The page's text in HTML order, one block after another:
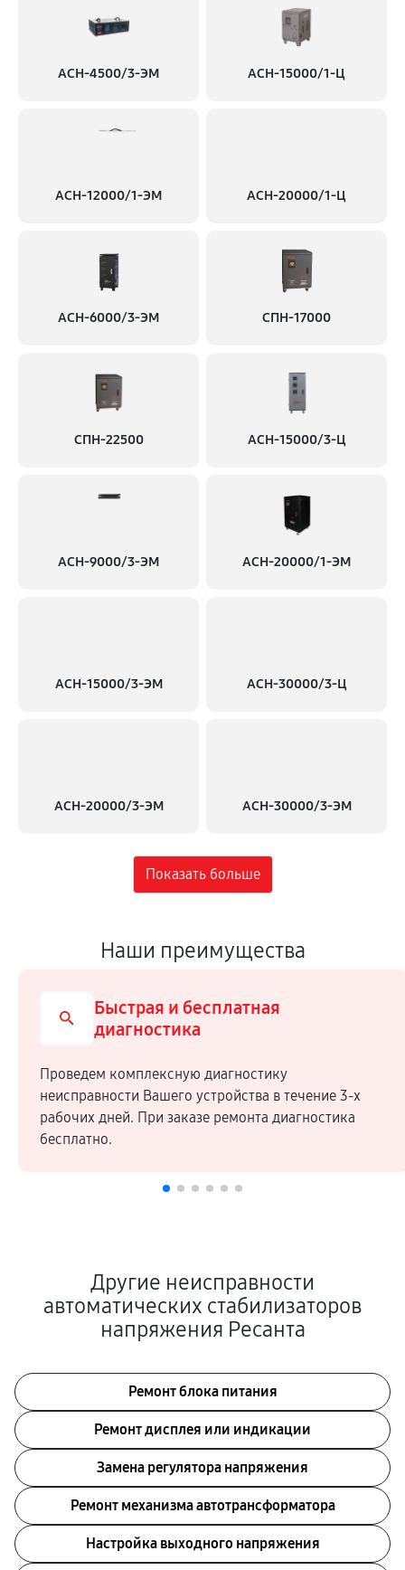
АСН-4500/3-ЭМ АСН-15000/1-Ц
АСН-12000/1-ЭМ АСН-20000/1-Ц
АСН-6000/3-ЭМ СПН-17000
СПН-22500 АСН-15000/3-Ц
АСН-9000/3-ЭМ АСН-20000/1-ЭМ
АСН-15000/3-ЭМ АСН-30000/3-Ц
АСН-20000/3-ЭМ АСН-30000/3-ЭМ
Наши преимущества
Быстрая и бесплатная
диагностика
Проведем комплексную диагностику
неисправности Вашего устройства в течение 3-х
рабочих дней. При заказе ремонта диагностика
бесплатно.
Другие неисправности
автоматических стабилизаторов
напряжения Ресанта
Ремонт блока питания
Ремонт дисплея или индикации
Замена регулятора напряжения
Ремонт механизма автотрансформатора
Настройка выходного напряжения